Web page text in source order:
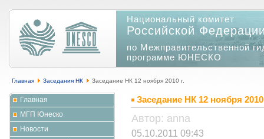
Национальный комитет
Российской
по Межправительственной
программе ЮНЕСКО
Главная Заседания НК Заседание НК 12 ноября 2010 г.
Главная
МГП Юнеско
Новости
Заседание НК 12 ноября 2010
Автор: anna
05.10.2011 09:43